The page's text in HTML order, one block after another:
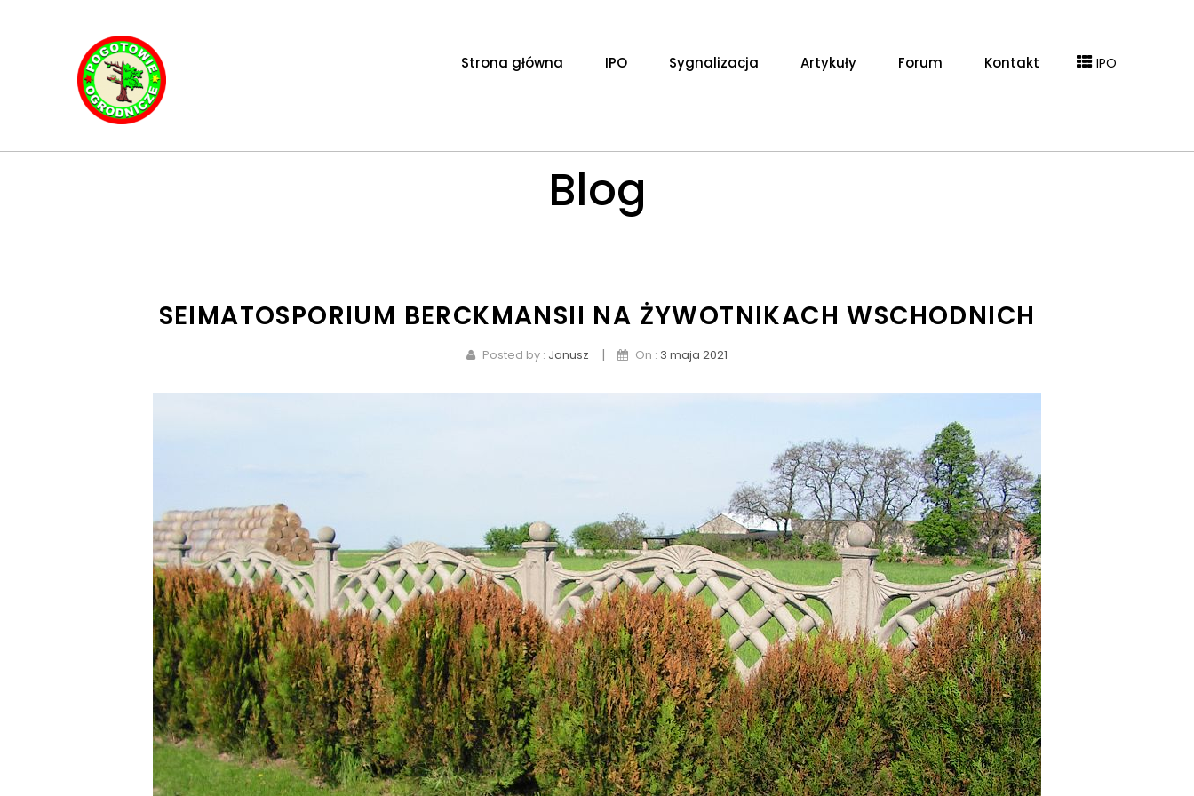
Strona główna IPO Sygnalizacja Artykuły Forum Kontakt IPO
Blog
SEIMATOSPORIUM BERCKMANSII NA ŻYWOTNIKACH WSCHODNICH
Posted by : Janusz | On : 3 maja 2021